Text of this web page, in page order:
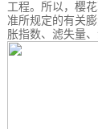
工程。所以，樱
准所规定的有关
胀指数、滤失量